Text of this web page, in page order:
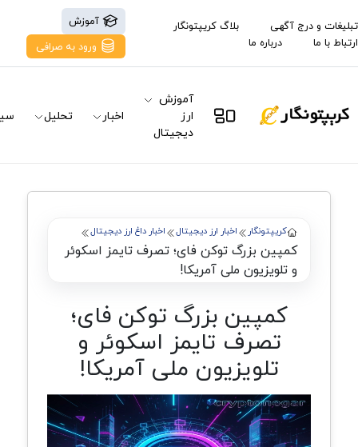
تبلیغات و درج آگهی
بلاگ کریپتونگار
ارتباط با ما
درباره ما
آموزش
ورود به صرافی
آموزش
ارز
دیجیتال
اخبار تحلیل
کریپتونگار اخبار ارز دیجیتال اخبار داغ ارز دیجیتال
کمپین بزرگ توکن فای؛ تصرف تایمز اسکوئر
و تلویزیون ملی آمریکا!
کمپین بزرگ توکن فای؛
تصرف تایمز اسکوئر و
تلویزیون ملی آمریکا!